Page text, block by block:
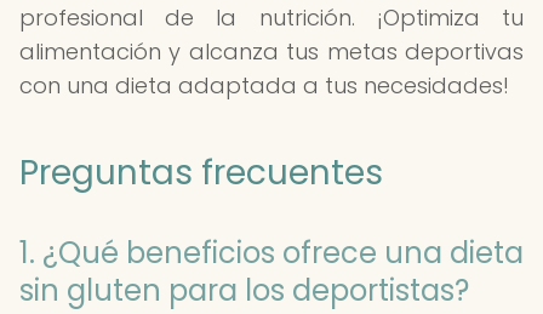
profesional de la nutrición. ¡Optimiza tu
alimentación y alcanza tus metas deportivas
con una dieta adaptada a tus necesidades!
Preguntas frecuentes
1. ¿Qué beneficios ofrece una dieta
sin gluten para los deportistas?